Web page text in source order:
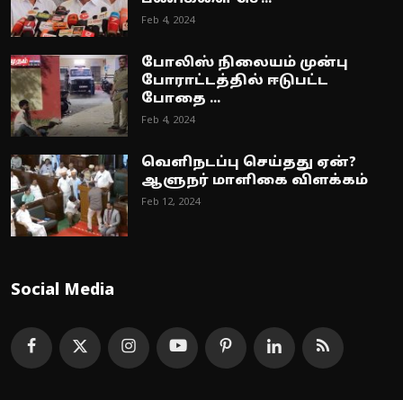
Feb 4, 2024
போலிஸ் நிலையம் முன்பு
போராட்டத்தில் ஈடுபட்ட
போதை ...
Feb 4, 2024
வெளிநடப்பு செய்தது ஏன்?
ஆளுநர் மாளிகை விளக்கம்
Feb 12, 2024
Social Media